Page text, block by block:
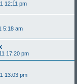
12:11 pm
5:18 am
17:20 pm
13:03 pm